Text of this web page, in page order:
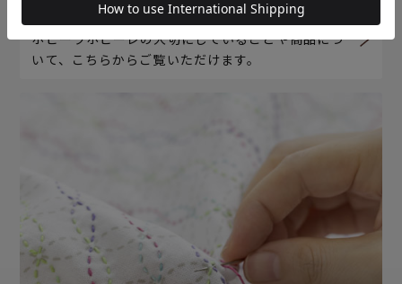
ホビーラホビーレについて
ホビーラホビーレの大切にしていることや商品につ
いて、こちらからご覧いただけます。